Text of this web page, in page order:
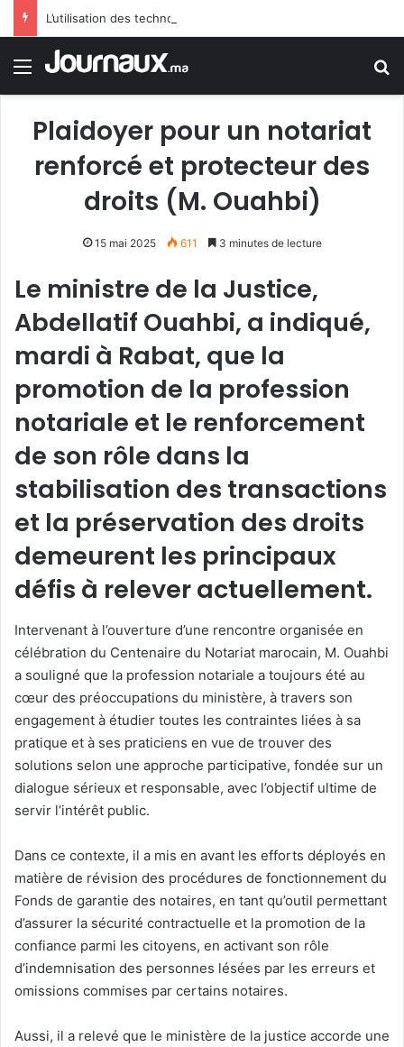
Menu
Plaidoyer pour un notariat
renforcé et protecteur des
droits (M. Ouahbi)
15 mai 2025 611 3 minutes de lecture
Le ministre de la Justice,
Abdellatif Ouahbi, a indiqué,
mardi à Rabat, que la
promotion de la profession
notariale et le renforcement
de son rôle dans la
stabilisation des transactions
et la préservation des droits
demeurent les principaux
défis à relever actuellement.
Intervenant à l’ouverture d’une rencontre organisée en
célébration du Centenaire du Notariat marocain, M. Ouahbi
a souligné que la profession notariale a toujours été au
cœur des préoccupations du ministère, à travers son
engagement à étudier toutes les contraintes liées à sa
pratique et à ses praticiens en vue de trouver des
solutions selon une approche participative, fondée sur un
dialogue sérieux et responsable, avec l’objectif ultime de
servir l’intérêt public.
Dans ce contexte, il a mis en avant les efforts déployés en
matière de révision des procédures de fonctionnement du
Fonds de garantie des notaires, en tant qu’outil permettant
d’assurer la sécurité contractuelle et la promotion de la
confiance parmi les citoyens, en activant son rôle
d’indemnisation des personnes lésées par les erreurs et
omissions commises par certains notaires.
Aussi, il a relevé que le ministère de la justice accorde une